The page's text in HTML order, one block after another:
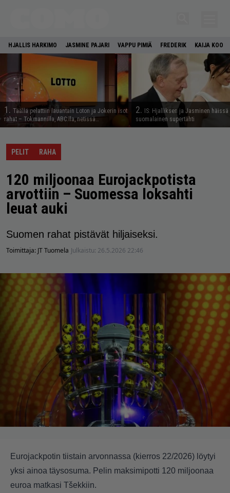
HJALLIS HARKIMO JASMINE PAJARI VAPPU PIMIÄ FREDERIK KAIJA KOO
1. Täällä pelattiin lauantain Loton ja Jokerin isot
rahat – Tokmannilla, ABC:lla, netissä…
2.
IS: Hjalliksen ja Jasminen häissä
suomalainen supertähti
PELIT RAHA
120 miljoonaa Eurojackpotista
arvottiin – Suomessa loksahti
leuat auki
Suomen rahat pistävät hiljaiseksi.
Toimittaja: JT Tuomela Julkaistu: 26.5.2026 22:46
Eurojackpotin tiistain arvonnassa (kierros 22/2026) löytyi
yksi ainoa täysosuma. Pelin maksimipotti 120 miljoonaa
euroa matkasi Tšekkiin.